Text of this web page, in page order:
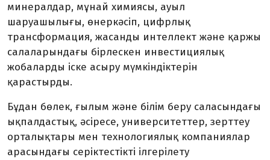
минералдар, мұнай химиясы, ауыл
шаруашылығы, өнеркәсіп, цифрлық
трансформация, жасанды интеллект және қаржы
салаларындағы бірлескен инвестициялық
жобаларды іске асыру мүмкіндіктерін
қарастырды.
Бұдан бөлек, ғылым және білім беру саласындағы
ықпалдастық, әсіресе, университеттер, зерттеу
орталықтары мен технологиялық компаниялар
арасындағы серіктестікті ілгерілету